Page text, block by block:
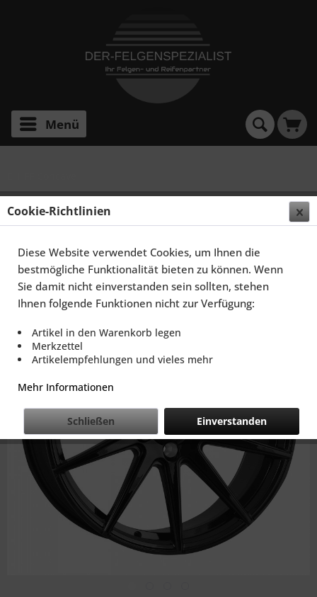
Menü
ELEGANCE WHEELS E 1 FF CONCAVE 9,0X20 5X114,3
ET38 HIGHGLOSS BLACK
Cookie-Richtlinien
Diese Website verwendet Cookies, um Ihnen die
bestmögliche Funktionalität bieten zu können. Wenn
Sie damit nicht einverstanden sein sollten, stehen
Ihnen folgende Funktionen nicht zur Verfügung:
Artikel in den Warenkorb legen
Merkzettel
Artikelempfehlungen und vieles mehr
Mehr Informationen
Einverstanden
Schließen